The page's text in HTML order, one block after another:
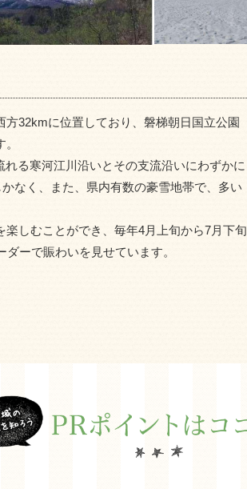
32kmに位置しており、磐梯朝日国立公園
る寒河江川沿いとその支流沿いにわずかに
なく、また、県内有数の豪雪地帯で、多い
しむことができ、毎年4月上旬から7月下旬
ーで賑わいを見せています。